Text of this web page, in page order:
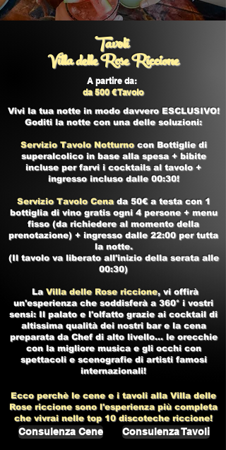
Tavoli
Villa delle Rose Riccione
A partire da:
da 500 € Tavolo
Vivi la tua notte in modo davvero ESCLUSIVO!
Goditi la notte con una delle soluzioni:
Servizio Tavolo Notturnocon Bottiglie di
superalcolico in base alla spesa + bibite
incluse per farvi i cocktails al tavolo +
ingresso incluso dalle 00:30!
Servizio Tavolo Cenada 50€ a testa con 1
bottiglia di vino gratis ogni 4 persone + menu
fisso (da richiedere al momento della
prenotazione) + ingresso dalle 22:00 per tutta
la notte.
(Il tavolo va liberato all'inizio della serata alle
00:30)
La Villa delle Rose riccione, vi offirà
un'esperienza che soddisferà a 360° i vostri
sensi: Il palato e l'olfatto grazie ai cocktail di
altissima qualità dei nostri bar e la cena
preparata da Chef di alto livello... le orecchie
con la migliore musica e gli occhi con
spettacoli e scenografie di artisti famosi
internazionali!
Ecco perchè le cene e i tavoli alla Villa delle
Rose riccionesono l'esperienza più completa
che vivrai nelle top 10 discoteche riccione!
Consulenza Cene Consulenza Tavoli